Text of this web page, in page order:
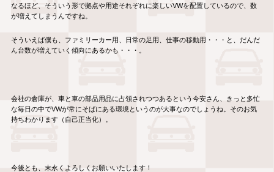
なるほど、そういう形で拠点や用途それぞれに楽しいVWを配置しているので、数
が増えてしまうんですね。
そういえば僕も、ファミリーカー用、日常の足用、仕事の移動用・・・と、だんだ
ん台数が増えていく傾向にあるかも・・・。
会社の倉庫が、車と車の部品用品に占領されつつあるという今安さん、きっと多忙
な毎日の中でVWが常にそばにある環境というのが大事なのでしょうね。そのお気
持ちわかります（自己正当化）。
今後とも、末永くよろしくお願いいたします！